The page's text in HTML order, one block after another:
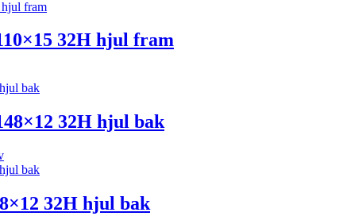
32H hjul fram
32H hjul bak
Dette
produktet
flere
varianter.32H hjul bak